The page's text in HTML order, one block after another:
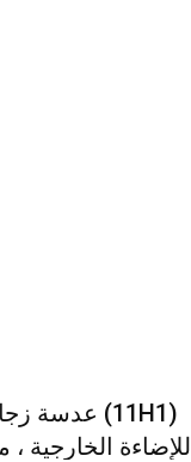
للإضاءة الخارجية